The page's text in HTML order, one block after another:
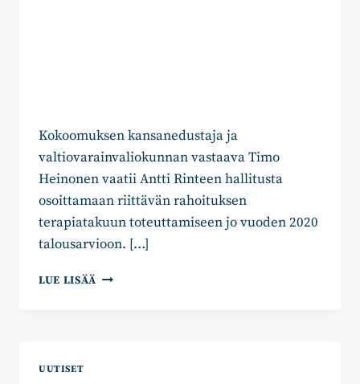
Kokoomuksen kansanedustaja ja
valtiovarainvaliokunnan vastaava Timo
Heinonen vaatii Antti Rinteen hallitusta
osoittamaan riittävän rahoituksen
terapiatakuun toteuttamiseen jo vuoden 2020
talousarvioon. […]
LUE LISÄÄ TIMO
UUTISET